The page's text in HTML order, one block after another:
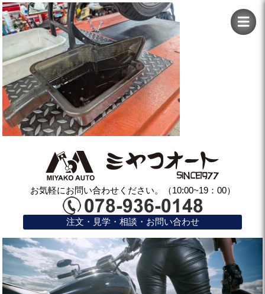
お気軽にお問い合わせください。（10:00~19：00）
注文・見学・相談・お問い合わせ